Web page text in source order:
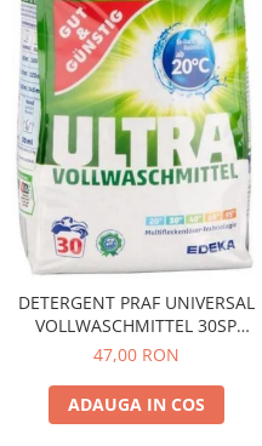
DETERGENT PRAF UNIVERSAL
VOLLWASCHMITTEL 30SP
2.025KG G&G 4394209009
47,00 RON
ADAUGA IN COS